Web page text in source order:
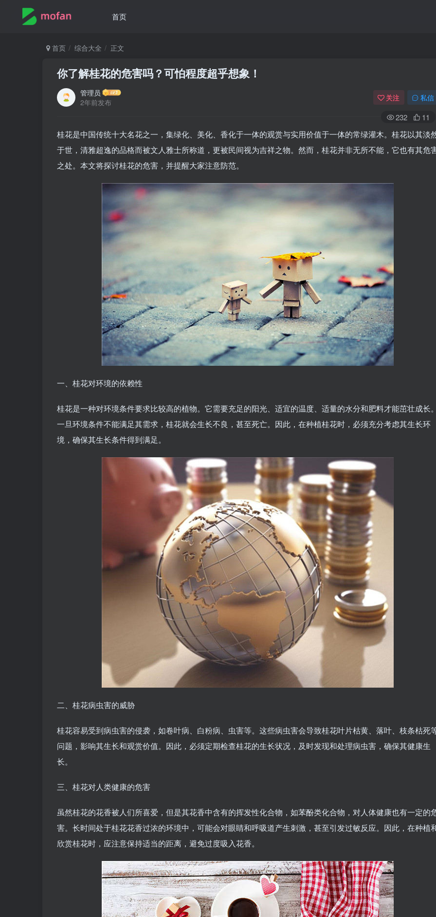
首页
首页 综合大全 正文
你了解桂花的危害吗？可怕程度超乎想象！
管理员
2年前发布
关注 私信
232 11
桂花是中国传统十大名花之一，集绿化、美化、香化于一体的观赏与实用价值于一体的常绿灌木。桂花以其淡
于世，清雅超逸的品格而被文人雅士所称道，更被民间视为吉祥之物。然而，桂花并非无所不能，它也有其危
之处。本文将探讨桂花的危害，并提醒大家注意防范。
一、桂花对环境的依赖性
桂花是一种对环境条件要求比较高的植物。它需要充足的阳光、适宜的温度、适量的水分和肥料才能茁壮成长
一旦环境条件不能满足其需求，桂花就会生长不良，甚至死亡。因此，在种植桂花时，必须充分考虑其生长环
境，确保其生长条件得到满足。
二、桂花病虫害的威胁
桂花容易受到病虫害的侵袭，如卷叶病、白粉病、虫害等。这些病虫害会导致桂花叶片枯黄、落叶、枝条枯死
问题，影响其生长和观赏价值。因此，必须定期检查桂花的生长状况，及时发现和处理病虫害，确保其健康生
长。
三、桂花对人类健康的危害
虽然桂花的花香被人们所喜爱，但是其花香中含有的挥发性化合物，如苯酚类化合物，对人体健康也有一定的
害。长时间处于桂花花香过浓的环境中，可能会对眼睛和呼吸道产生刺激，甚至引发过敏反应。因此，在种植
欣赏桂花时，应注意保持适当的距离，避免过度吸入花香。